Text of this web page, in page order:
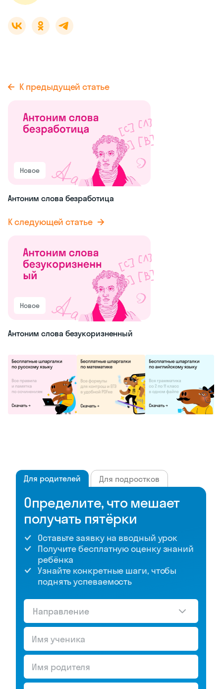
К предыдущей статье
Новое
Антоним слова безработица
К следующей статье
Новое
Антоним слова безукоризненный
Для родителей Для подростков
Определите, что мешает
получать пятёрки
Оставьте заявку на вводный урок
Получите бесплатную оценку знаний
ребёнка
Узнайте конкретные шаги, чтобы
поднять успеваемость
Направление